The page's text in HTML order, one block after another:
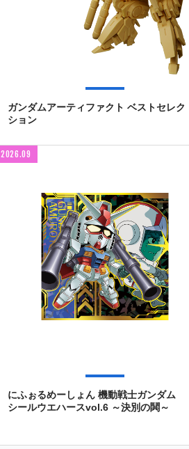
ガンダムアーティファクト ベストセレク
ション
2026.09
にふぉるめーしょん 機動戦士ガンダム
シールウエハースvol.6 ～決別の鬨～